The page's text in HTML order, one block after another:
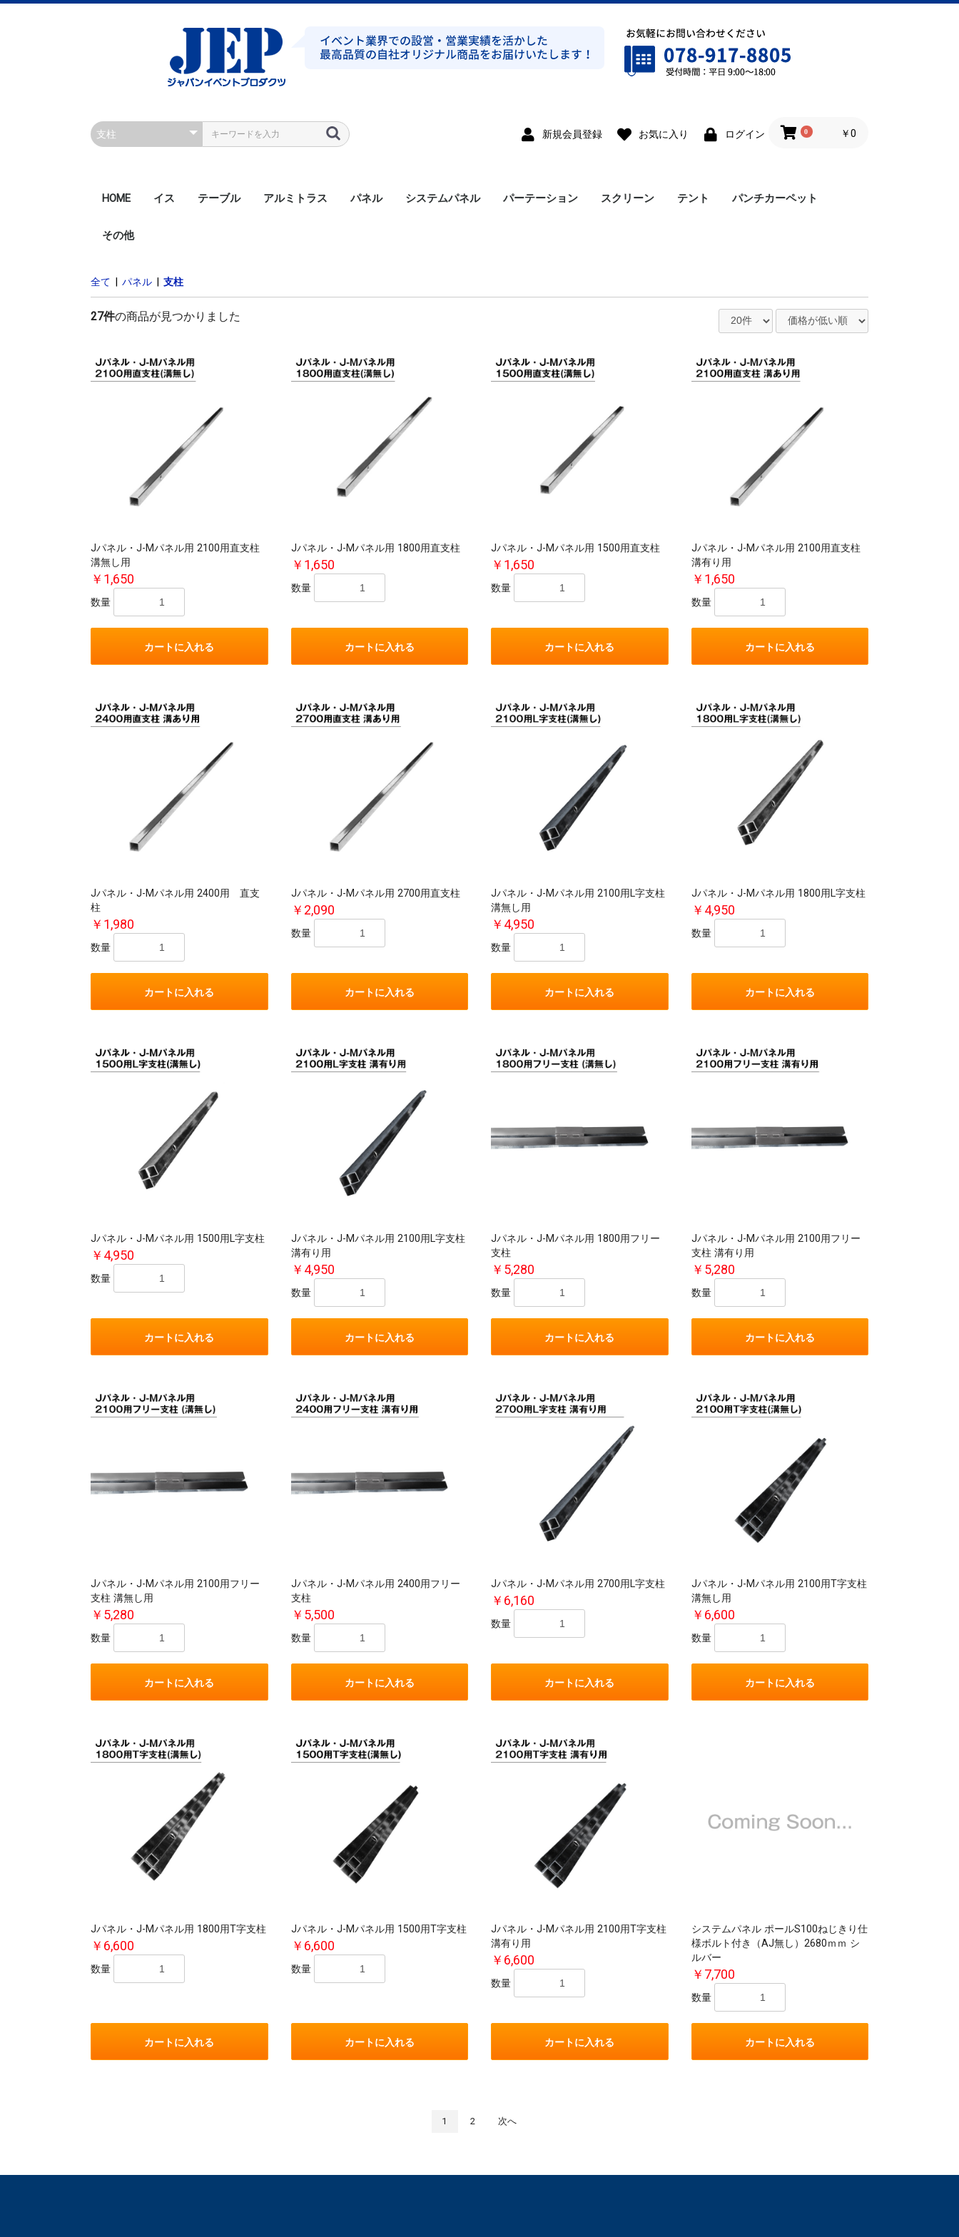
新規会員登録 お気に入り ログイン 0 ￥0
HOME イス テーブル アルミトラス パネル システムパネル パーテーション スクリーン テント パンチカーペット
その他
全て パネル 支柱
27件の商品が見つかりました
Jパネル・J-Mパネル用 2100用直支柱
溝無し用
￥1,650
数量
カートに入れる
Jパネル・J-Mパネル用 1800用直支柱
￥1,650
数量
カートに入れる
Jパネル・J-Mパネル用 1500用直支柱
￥1,650
数量
カートに入れる
Jパネル・J-Mパネル用 2100用直支柱
溝有り用
￥1,650
数量
カートに入れる
Jパネル・J-Mパネル用 2400用 直支
柱
￥1,980
数量
カートに入れる
Jパネル・J-Mパネル用 2700用直支柱
￥2,090
数量
カートに入れる
Jパネル・J-Mパネル用 2100用L字支柱
溝無し用
￥4,950
数量
カートに入れる
Jパネル・J-Mパネル用 1800用L字支柱
￥4,950
数量
カートに入れる
Jパネル・J-Mパネル用 1500用L字支柱
￥4,950
数量
カートに入れる
Jパネル・J-Mパネル用 2100用L字支柱
溝有り用
￥4,950
数量
カートに入れる
Jパネル・J-Mパネル用 1800用フリー
支柱
￥5,280
数量
カートに入れる
Jパネル・J-Mパネル用 2100用フリー
支柱 溝有り用
￥5,280
数量
カートに入れる
Jパネル・J-Mパネル用 2100用フリー
支柱 溝無し用
￥5,280
数量
カートに入れる
Jパネル・J-Mパネル用 2400用フリー
支柱
￥5,500
数量
カートに入れる
Jパネル・J-Mパネル用 2700用L字支柱
￥6,160
数量
カートに入れる
Jパネル・J-Mパネル用 2100用T字支柱
溝無し用
￥6,600
数量
カートに入れる
Jパネル・J-Mパネル用 1800用T字支柱
￥6,600
数量
カートに入れる
Jパネル・J-Mパネル用 1500用T字支柱
￥6,600
数量
カートに入れる
Jパネル・J-Mパネル用 2100用T字支柱
溝有り用
￥6,600
数量
カートに入れる
システムパネル ポールS100ねじきり仕
様ボルト付き（AJ無し）2680ｍｍ シ
ルバー
￥7,700
数量
カートに入れる
お買い物を続ける カートへ進む
1 2 次へ